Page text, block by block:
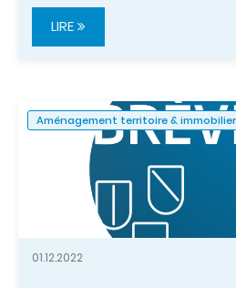
LIRE
Aménagement territoire & immobilier
01.12.2022